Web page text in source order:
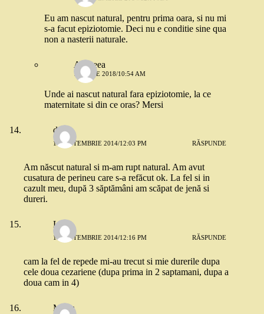
Eu am nascut natural, pentru prima oara, si nu mi
s-a facut epiziotomie. Deci nu e conditie sine qua
non a nasterii naturale.
Andreea
14 IULIE 2018/10:54 AM
Unde ai nascut natural fara epiziotomie, la ce
maternitate si din ce oras? Mersi
di
10 SEPTEMBRIE 2014/12:03 PM RĂSPUNDE
Am născut natural si m-am rupt natural. Am avut
cusatura de perineu care s-a refăcut ok. La fel si in
cazult meu, după 3 săptămâni am scăpat de jenă si
dureri.
Lila
10 SEPTEMBRIE 2014/12:16 PM RĂSPUNDE
cam la fel de repede mi-au trecut si mie durerile dupa
cele doua cezariene (dupa prima in 2 saptamani, dupa a
doua cam in 4)
Maria